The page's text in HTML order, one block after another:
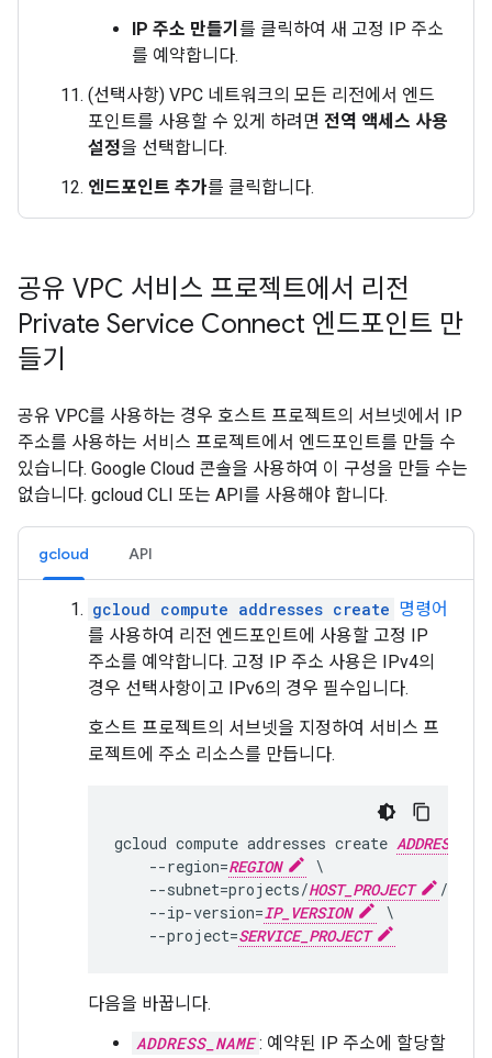
IP 주소 만들기 를 클릭하여 새 고정 IP 주소
를 예약합니다.
(선택사항) VPC 네트워크의 모든 리전에서 엔드
포인트를 사용할 수 있게 하려면 전역 액세스 사용
설정을 선택합니다.
엔드포인트 추가를 클릭합니다.
공유 VPC 서비스 프로젝트에서 리전
Private Service Connect 엔드포인트 만
들기
공유 VPC를 사용하는 경우 호스트 프로젝트의 서브넷에서 IP
주소를 사용하는 서비스 프로젝트에서 엔드포인트를 만들 수
있습니다. Google Cloud 콘솔을 사용하여 이 구성을 만들 수는
없습니다. gcloud CLI 또는 API를 사용해야 합니다.
gcloud API
gcloud compute addresses create 명령어
를 사용하여 리전 엔드포인트에 사용할 고정 IP
주소를 예약합니다. 고정 IP 주소 사용은 IPv4의
경우 선택사항이고 IPv6의 경우 필수입니다.
호스트 프로젝트의 서브넷을 지정하여 서비스 프
로젝트에 주소 리소스를 만듭니다.
gcloud compute addresses create
    --region=
REGION
\
    --subnet=projects/
HOST_PROJECT
/
    --ip-version=
IP_VERSION
\
    --project=
SERVICE_PROJECT
다음을 바꿉니다.
ADDRESS_NAME : 예약된 IP 주소에 할당할